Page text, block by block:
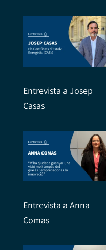
Entrevista a Josep
Casas
Entrevista a Anna
Comas